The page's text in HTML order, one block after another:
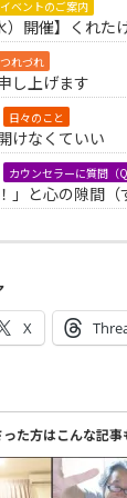
イベントのご案内
）開催】くれ
つれづれ
し上げます
日々のこと
けなくていい
カウンセラーに質問（
」と心の隙間
X
た方はこんな記事